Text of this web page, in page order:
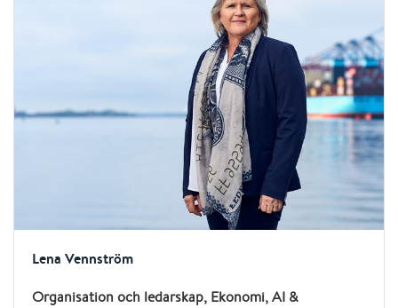
Lena Vennström
Organisation och ledarskap, Ekonomi, AI &